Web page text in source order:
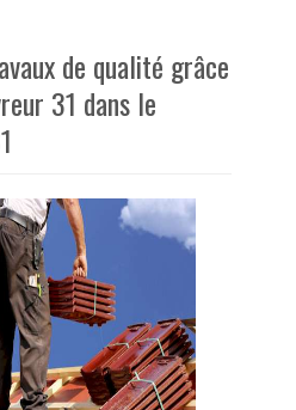
de qualité grâce
31 dans le